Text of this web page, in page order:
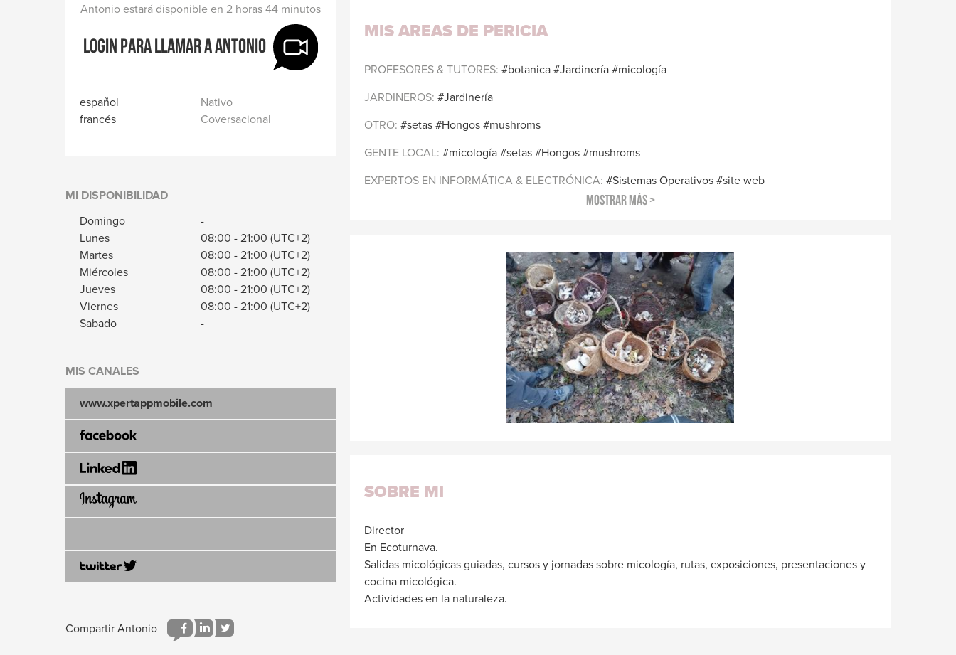
Antonio estará disponible en 2 horas 44 minutos
Login para llamar a Antonio
español
Nativo
francés
Coversacional
MI DISPONIBILIDAD
Domingo
-
Lunes
08:00 -21:00 (UTC+2)
Martes
08:00 -21:00 (UTC+2)
Miércoles
08:00 -21:00 (UTC+2)
Jueves
08:00 -21:00 (UTC+2)
Viernes
08:00 -21:00 (UTC+2)
Sabado
-
MIS CANALES
www.xpertappmobile.com
MIS AREAS DE PERICIA
PROFESORES & TUTORES botanica Jardinería
micología
JARDINEROS
Jardinería
OTRO
setas Hongos
mushroms
GENTE LOCAL
micología setas Hongos
mushroms
EXPERTOS EN INFORMÁTICA & ELECTRÓNICA
Sistemas Operativos site web
SOBRE MI
Director
En Ecoturnava.
Salidas micológicas guiadas, cursos y jornadas sobre micología, rutas, exposiciones, presentaciones y
cocina micológica.
Actividades en la naturaleza.